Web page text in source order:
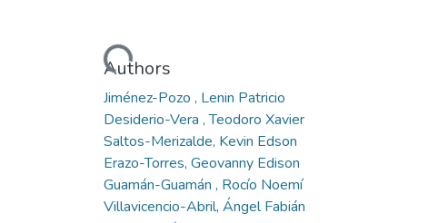
Loading...
Authors
Jiménez-Pozo , Lenin Patricio
Desiderio-Vera , Teodoro Xavier
Saltos-Merizalde, Kevin Edson
Erazo-Torres, Geovanny Edison
Guamán-Guamán , Rocío Noemí
Villavicencio-Abril, Ángel Fabián